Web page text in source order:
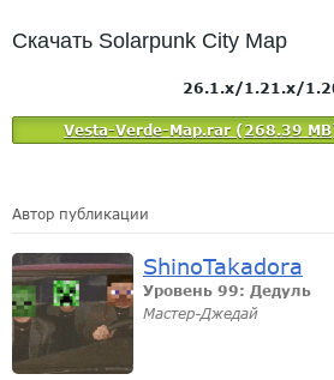
Скачать Solarpunk City Map
26.1.x/1.21.x/
Vesta-Verde-Map.rar (268.39
Автор публикации
ShinoTakadora
Уровень 99: Дедуль
Мастер-Джедай